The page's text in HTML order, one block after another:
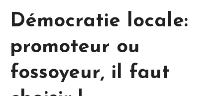
Démocratie locale:
promoteur ou
fossoyeur, il faut